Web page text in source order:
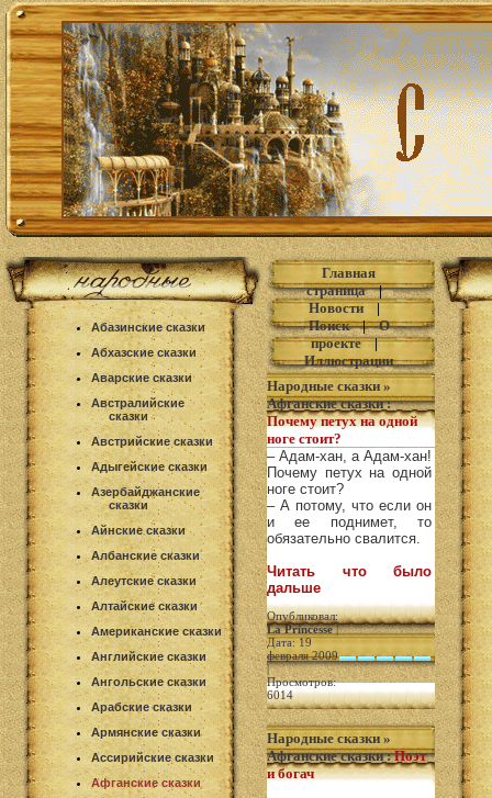
Абазинские сказки
Абхазские сказки
Аварские сказки
Австралийские
сказки
Австрийские сказки
Адыгейские сказки
Азербайджанские
сказки
Айнские сказки
Албанские сказки
Алеутские сказки
Алтайские сказки
Американские сказки
Английские сказки
Ангольские сказки
Арабские сказки
Армянские сказки
Ассирийские сказки
Афганские сказки
Главная
страница|
Новости|
Поиск|О
проекте|
Иллюстрации
Народные сказки »
Афганские сказки:
Почему петух на одной
ноге стоит?
– Адам-хан, а Адам-хан!
Почему петух на одной
ноге стоит?
– А потому, что если он
и ее поднимет, то
обязательно свалится.
Читать что было
дальше
Опубликовал:
La Princesse|
Дата: 19
февраля 2009
|
Просмотров:
6014
Народные сказки »
Афганские сказки:Поэт
и богач